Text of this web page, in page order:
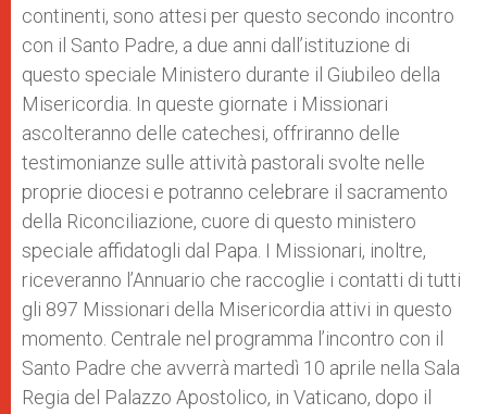
continenti, sono attesi per questo secondo incontro
con il Santo Padre, a due anni dall’istituzione di
questo speciale Ministero durante il Giubileo della
Misericordia. In queste giornate i Missionari
ascolteranno delle catechesi, offriranno delle
testimonianze sulle attività pastorali svolte nelle
proprie diocesi e potranno celebrare il sacramento
della Riconciliazione, cuore di questo ministero
speciale affidatogli dal Papa. I Missionari, inoltre,
riceveranno l’Annuario che raccoglie i contatti di tutti
gli 897 Missionari della Misericordia attivi in questo
momento. Centrale nel programma l’incontro con il
Santo Padre che avverrà martedì 10 aprile nella Sala
Regia del Palazzo Apostolico, in Vaticano, dopo il